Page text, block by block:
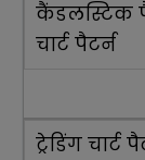
कैंडलस्टिक
चार्ट पैटर्न
ट्रेडिंग